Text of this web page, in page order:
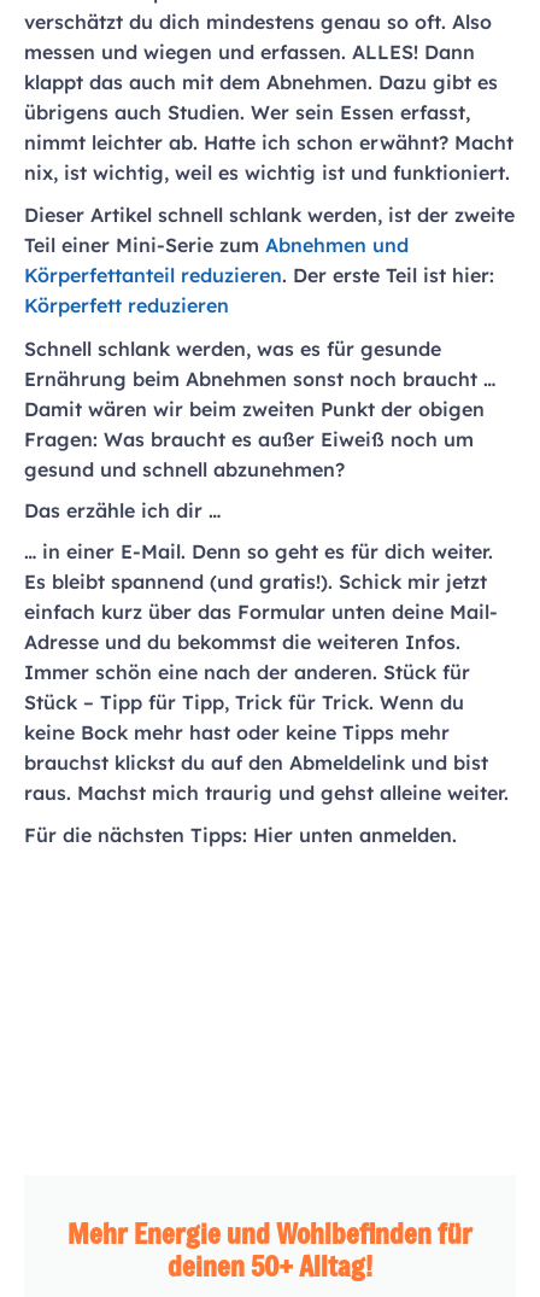
verschätzt du dich mindestens genau so oft. Also
messen und wiegen und erfassen. ALLES! Dann
klappt das auch mit dem Abnehmen. Dazu gibt es
übrigens auch Studien. Wer sein Essen erfasst,
nimmt leichter ab. Hatte ich schon erwähnt? Macht
nix, ist wichtig, weil es wichtig ist und funktioniert.
Dieser Artikel schnell schlank werden, ist der zweite
Teil einer Mini-Serie zum Abnehmen und
Körperfettanteil reduzieren. Der erste Teil ist hier:
Körperfett reduzieren
Schnell schlank werden, was es für gesunde
Ernährung beim Abnehmen sonst noch braucht …
Damit wären wir beim zweiten Punkt der obigen
Fragen: Was braucht es außer Eiweiß noch um
gesund und schnell abzunehmen?
Das erzähle ich dir …
… in einer E-Mail. Denn so geht es für dich weiter.
Es bleibt spannend (und gratis!). Schick mir jetzt
einfach kurz über das Formular unten deine Mail-
Adresse und du bekommst die weiteren Infos.
Immer schön eine nach der anderen. Stück für
Stück – Tipp für Tipp, Trick für Trick. Wenn du
keine Bock mehr hast oder keine Tipps mehr
brauchst klickst du auf den Abmeldelink und bist
raus. Machst mich traurig und gehst alleine weiter.
Für die nächsten Tipps: Hier unten anmelden.
Mehr Energie und Wohlbefinden für
deinen 50+ Alltag!